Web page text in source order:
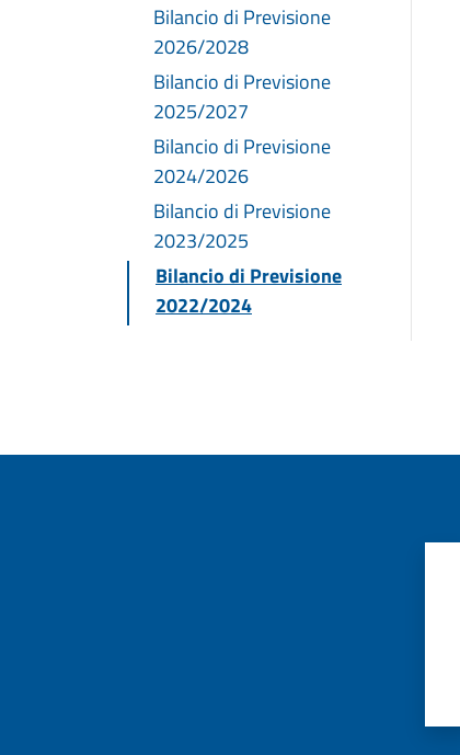
Bilancio di Previsione
2026/2028
Bilancio di Previsione
2025/2027
Bilancio di Previsione
2024/2026
Bilancio di Previsione
2023/2025
Bilancio di Previsione
2022/2024